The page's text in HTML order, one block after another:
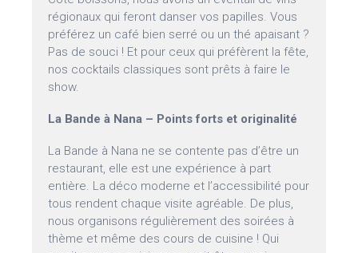
régionaux qui feront danser vos papilles. Vous
préférez un café bien serré ou un thé apaisant ?
Pas de souci ! Et pour ceux qui préfèrent la fête,
nos cocktails classiques sont prêts à faire le
show.
La Bande à Nana – Points forts et originalité
La Bande à Nana ne se contente pas d’être un
restaurant, elle est une expérience à part
entière. La déco moderne et l’accessibilité pour
tous rendent chaque visite agréable. De plus,
nous organisons régulièrement des soirées à
thème et même des cours de cuisine ! Qui